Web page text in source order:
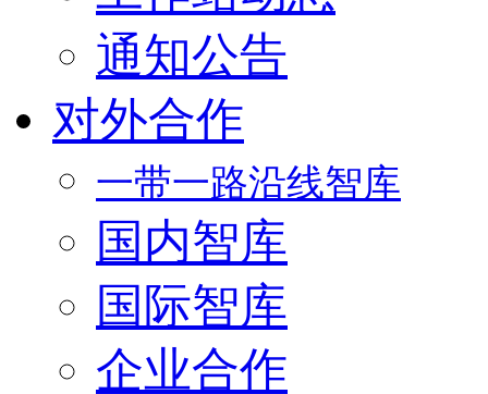
通知公告
对外合作
一带一路沿线智库
国内智库
国际智库
企业合作